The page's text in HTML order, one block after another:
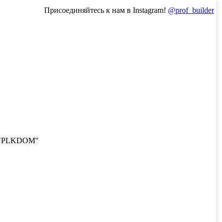
Присоединяйтесь к нам в Instagram! @prof_builder